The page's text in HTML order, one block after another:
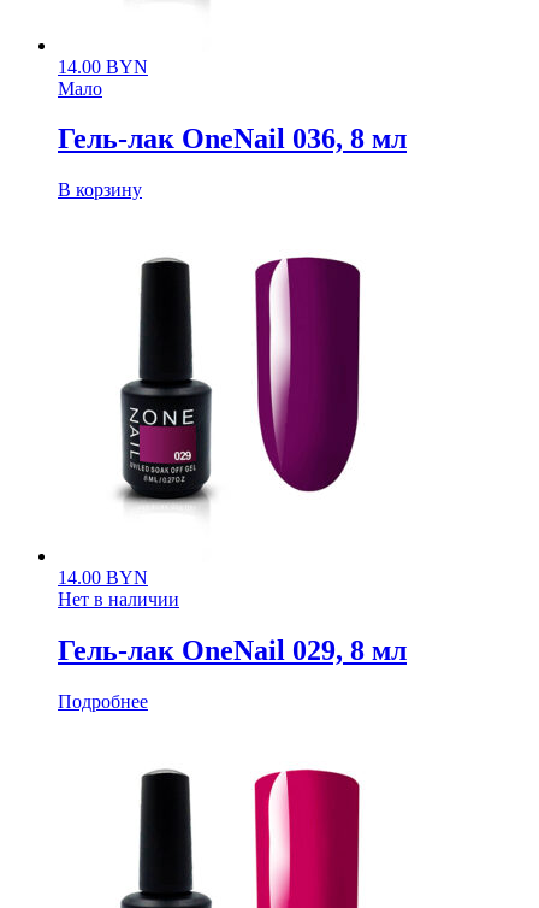
14.00 BYN
Мало
Гель-лак OneNail 036, 8 мл
В корзину
14.00 BYN
Нет в наличии
Гель-лак OneNail 029, 8 мл
Подробнее